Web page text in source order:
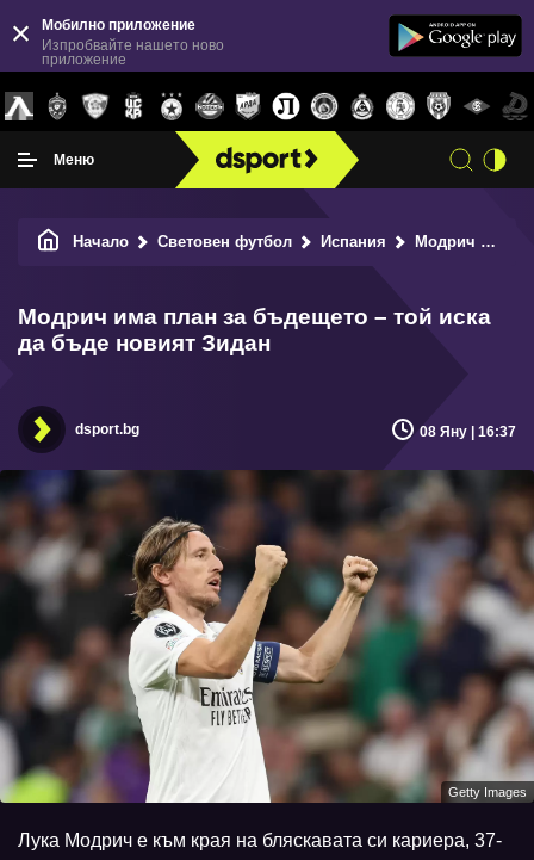
Мобилно приложение
Изпробвайте нашето ново
приложение
Меню
Начало Световен футбол Испания Модрич има план за бъдещето – той иска да бъде новият Зидан
Модрич има план за бъдещето – той иска
да бъде новият Зидан
dsport.bg 08 Яну | 16:37
Getty Images
Лука Модрич е към края на бляскавата си кариера, 37-